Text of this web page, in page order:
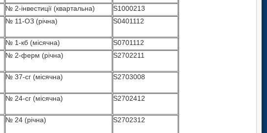
№ 2-інвестиції (квартальна)
S1000213
№ 11-ОЗ (річна) S0401112
№ 1-кб (місячна)
S0701112
№ 2-ферм (річна) S2702211
№ 37-сг (місячна) S2703008
№ 24-сг (місячна) S2702412
№ 24 (річна) S2702312